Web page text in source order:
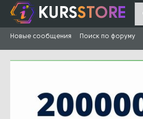
KURSSTORE
Новые сообщения Поиск по форуму